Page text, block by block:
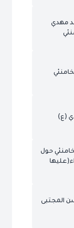
مهدي
(ع)
حول
المجتبى